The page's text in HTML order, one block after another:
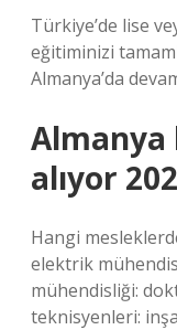
Türkiye’de lise
eğitiminizi
Almanya’da
Almanya
alıyor
Hangi
elektrik
mühendisliği:
teknisyenleri: